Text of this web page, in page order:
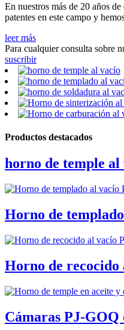
En nuestros más de 20 años
patentes en este campo y
leer más
Para cualquier consulta sobre
suscribir
Productos destacados
horno de temple al
Horno de
Horno de recocido
Cámaras PJ-